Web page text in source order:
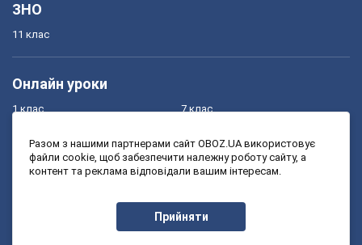
ЗНО
11 клас
Онлайн уроки
1 клас
3 клас
7 клас
9 клас
Разом з нашими партнерами сайт OBOZ.UA використовує
файли cookie, щоб забезпечити належну роботу сайту, а
контент та реклама відповідали вашим інтересам.
Прийняти